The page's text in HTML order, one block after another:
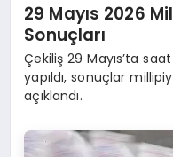
29 Mayıs 2026
Sonuçları
Çekiliş 29 Mayıs’ta
yapıldı, sonuçlar
açıklandı.